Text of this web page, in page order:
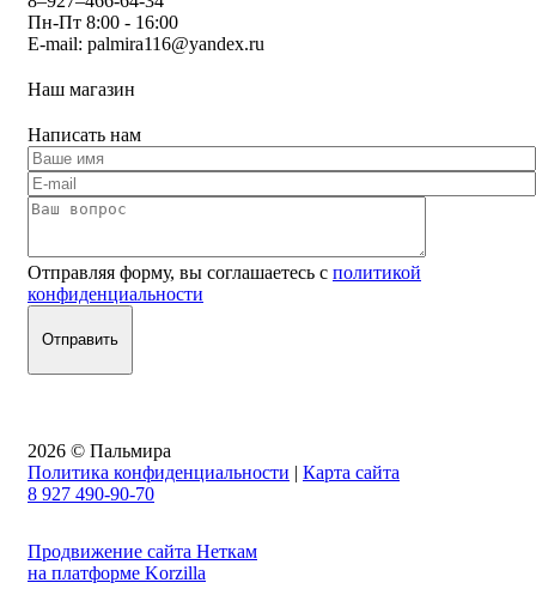
Пн-Пт 8:00 - 16:00
E-mail: palmira116@yandex.ru
Наш магазин
Написать нам
Отправляя форму, вы соглашаетесь с политикой
конфиденциальности
2026 © Пальмира
Политика конфиденциальности | Карта сайта
8 927 490-90-70
Продвижение сайта Неткам
на платформе Korzilla